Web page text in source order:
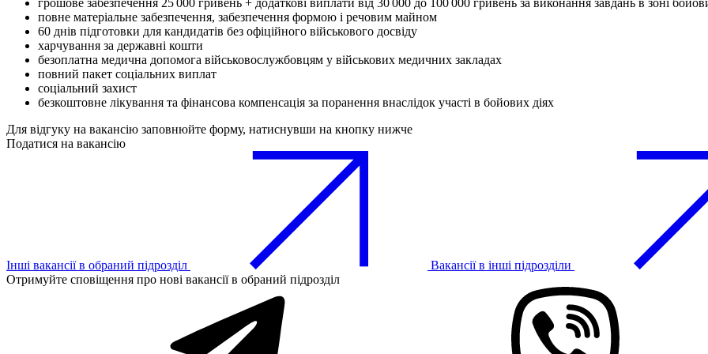
грошове забезпечення 25 000 гривень + додаткові виплати від 30 000 до 100 000 гривень за виконання завдань в зоні
повне матеріальне забезпечення, забезпечення формою і речовим майном
60 днів підготовки для кандидатів без офіційного військового досвіду
харчування за державні кошти
безоплатна медична допомога військовослужбовцям у військових медичних закладах
повний пакет соціальних виплат
соціальний захист
безкоштовне лікування та фінансова компенсація за поранення внаслідок участі в бойових діях
Для відгуку на вакансію заповнюйте форму, натиснувши на кнопку нижче
Податися на вакансію
Інші вакансії в обраний підрозділ
Вакансії в інші підрозділи
Отримуйте сповіщення про нові вакансії в обраний підрозділ